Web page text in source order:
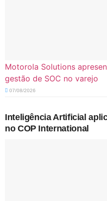
Motorola Solutions
gestão de SOC no varejo
07/08/2026
Inteligência Artificial
no COP International